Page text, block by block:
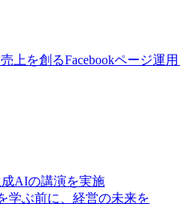
上を創るFacebookページ運
AIの講演を実施
学ぶ前に、経営の未来を